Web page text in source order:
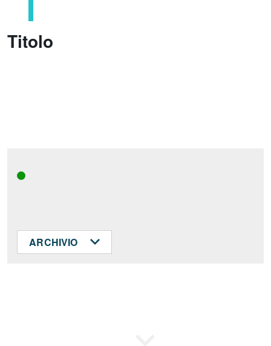
Titolo
ARCHIVIO